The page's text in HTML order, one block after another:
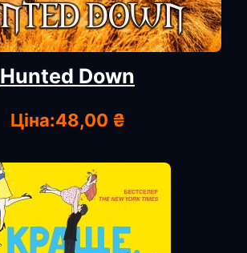
Hunted Down
Ціна:48,00 ₴